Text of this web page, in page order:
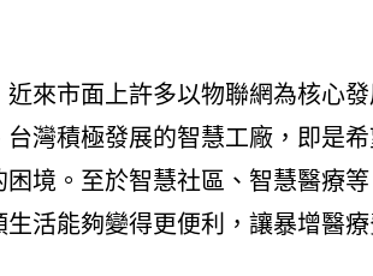
來市面上許多以物聯網為核心
台灣積極發展的智慧工廠，即是
境。至於智慧社區、智慧醫療
活能夠變得更便利，讓暴增醫